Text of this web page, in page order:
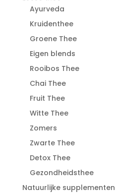
Ayurveda
Kruidenthee
Groene Thee
Eigen blends
Rooibos Thee
Chai Thee
Fruit Thee
Witte Thee
Zomers
Zwarte Thee
Detox Thee
Gezondheidsthee
Natuurlijke supplementen